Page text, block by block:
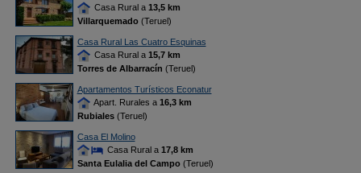
Casa Rural a 13,5 km
Villarquemado(Teruel)
Casa Rural Las Cuatro Esquinas
Casa Rural a 15,7 km
Torres de Albarracín (Teruel)
Apartamentos Turísticos Econatur
Apart. Rurales a 16,3 km
Rubiales(Teruel)
Casa El Molino
Casa Rural a 17,8 km
Santa Eulalia del Campo(Teruel)